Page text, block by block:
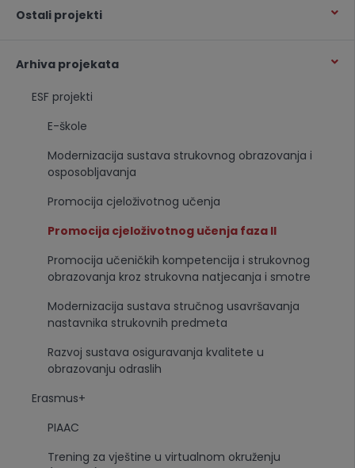
Ostali projekti
Arhiva projekata
ESF projekti
E-škole
Modernizacija sustava strukovnog obrazovanja i
osposobljavanja
Promocija cjeloživotnog učenja
Promocija cjeloživotnog učenja faza II
Promocija učeničkih kompetencija i strukovnog
obrazovanja kroz strukovna natjecanja i smotre
Modernizacija sustava stručnog usavršavanja
nastavnika strukovnih predmeta
Razvoj sustava osiguravanja kvalitete u
obrazovanju odraslih
Erasmus+
PIAAC
Trening za vještine u virtualnom okruženju